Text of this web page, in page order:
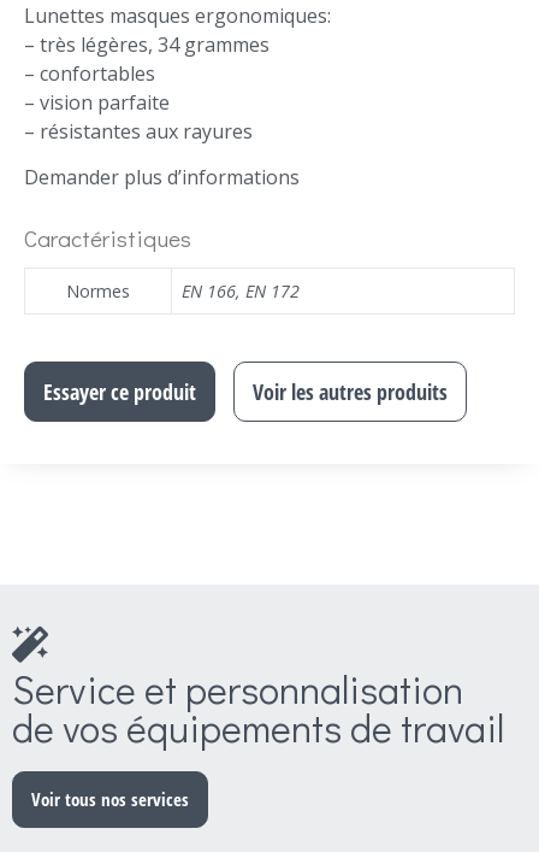
Lunettes masques ergonomiques:
– très légères, 34 grammes
– confortables
– vision parfaite
– résistantes aux rayures
Demander plus d’informations
Caractéristiques
Normes EN 166, EN 172
Essayer ce produit Voir les autres produits
Service et personnalisation
de vos équipements de travail
Voir tous nos services